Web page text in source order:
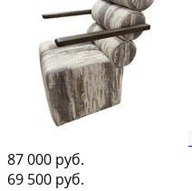
87 000 руб.
69 500 руб.